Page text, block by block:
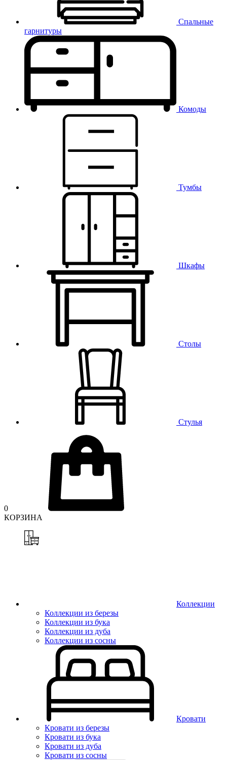
Спальные
гарнитуры
Комоды
Тумбы
Шкафы
Столы
Стулья
0
КОРЗИНА
Коллекции
Коллекции из березы
Коллекции из бука
Коллекции из дуба
Коллекции из сосны
Кровати
Кровати из березы
Кровати из бука
Кровати из дуба
Кровати из сосны